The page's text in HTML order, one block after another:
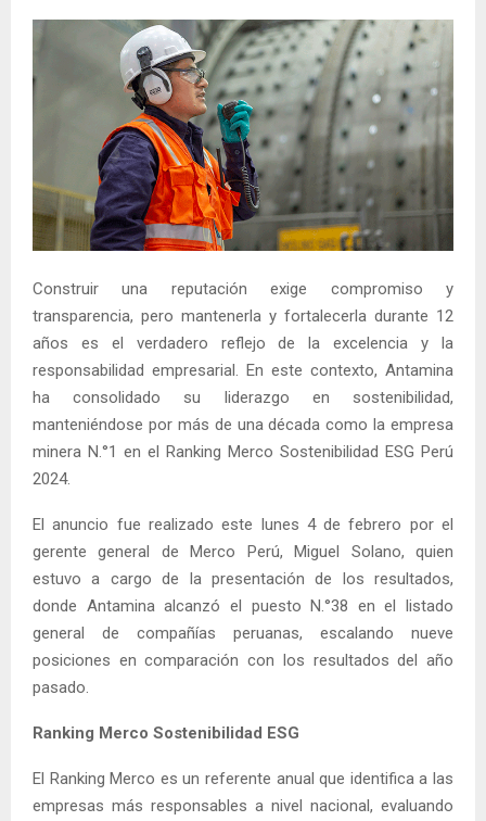
Construir una reputación exige compromiso y
transparencia, pero mantenerla y fortalecerla durante 12
años es el verdadero reflejo de la excelencia y la
responsabilidad empresarial. En este contexto, Antamina
ha consolidado su liderazgo en sostenibilidad,
manteniéndose por más de una década como la empresa
minera N.°1 en el Ranking Merco Sostenibilidad ESG Perú
2024.
El anuncio fue realizado este lunes 4 de febrero por el
gerente general de Merco Perú, Miguel Solano, quien
estuvo a cargo de la presentación de los resultados,
donde Antamina alcanzó el puesto N.°38 en el listado
general de compañías peruanas, escalando nueve
posiciones en comparación con los resultados del año
pasado.
Ranking Merco Sostenibilidad ESG
El Ranking Merco es un referente anual que identifica a las
empresas más responsables a nivel nacional, evaluando